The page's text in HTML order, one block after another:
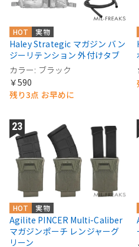
実物
HOT
Haley Strategic マガジン バン
ジーリテンション 外付けタブ
カラー: ブラック
￥590
残り3点 お早めに
実物
HOT
Agilite PINCER Multi-Caliber
マガジンポーチ レンジャーグ
リーン